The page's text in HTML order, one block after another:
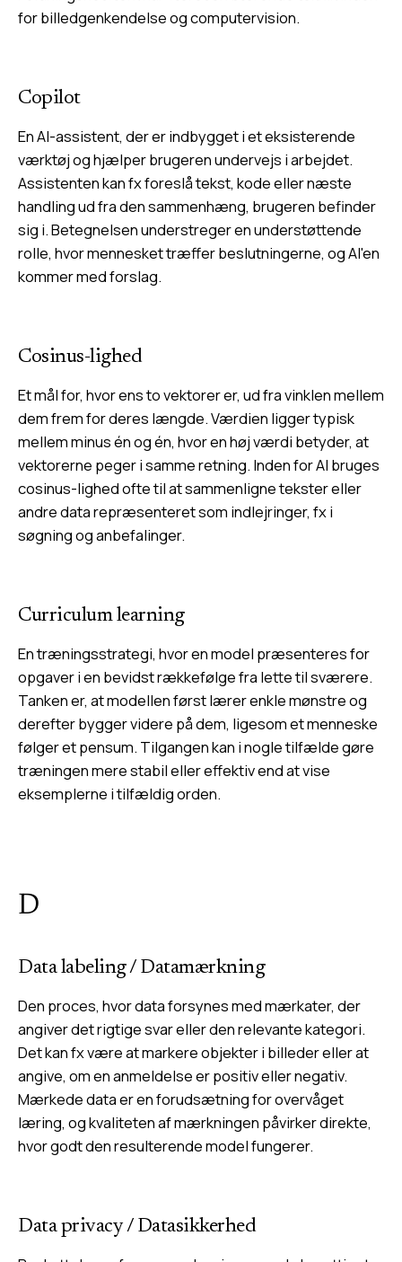
for billedgenkendelse og computervision.
Copilot
En AI-assistent, der er indbygget i et eksisterende
værktøj og hjælper brugeren undervejs i arbejdet.
Assistenten kan fx foreslå tekst, kode eller næste
handling ud fra den sammenhæng, brugeren befinder
sig i. Betegnelsen understreger en understøttende
rolle, hvor mennesket træffer beslutningerne, og AI'en
kommer med forslag.
Cosinus-lighed
Et mål for, hvor ens to vektorer er, ud fra vinklen mellem
dem frem for deres længde. Værdien ligger typisk
mellem minus én og én, hvor en høj værdi betyder, at
vektorerne peger i samme retning. Inden for AI bruges
cosinus-lighed ofte til at sammenligne tekster eller
andre data repræsenteret som indlejringer, fx i
søgning og anbefalinger.
Curriculum learning
En træningsstrategi, hvor en model præsenteres for
opgaver i en bevidst rækkefølge fra lette til sværere.
Tanken er, at modellen først lærer enkle mønstre og
derefter bygger videre på dem, ligesom et menneske
følger et pensum. Tilgangen kan i nogle tilfælde gøre
træningen mere stabil eller effektiv end at vise
eksemplerne i tilfældig orden.
D
Data labeling/ Datamærkning
Den proces, hvor data forsynes med mærkater, der
angiver det rigtige svar eller den relevante kategori.
Det kan fx være at markere objekter i billeder eller at
angive, om en anmeldelse er positiv eller negativ.
Mærkede data er en forudsætning for overvåget
læring, og kvaliteten af mærkningen påvirker direkte,
hvor godt den resulterende model fungerer.
Data privacy/ Datasikkerhed